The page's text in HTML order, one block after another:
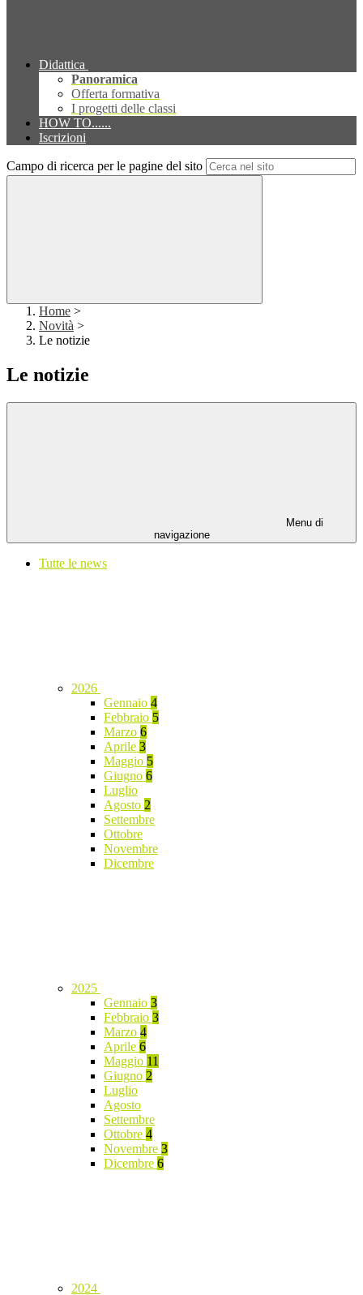
Didattica
Panoramica
Offerta formativa
I progetti delle classi
HOW TO......
Iscrizioni
Campo di ricerca per le pagine del sito
Home >
Novità >
Le notizie
Le notizie
Menu di
navigazione
Tutte le news
2026
Gennaio 4
Febbraio 5
Marzo 6
Aprile 3
Maggio 5
Giugno 6
Luglio
Agosto 2
Settembre
Ottobre
Novembre
Dicembre
2025
Gennaio 3
Febbraio 3
Marzo 4
Aprile 6
Maggio 11
Giugno 2
Luglio
Agosto
Settembre
Ottobre 4
Novembre 3
Dicembre 6
2024